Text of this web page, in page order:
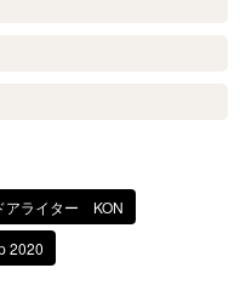
アライター KON
2020